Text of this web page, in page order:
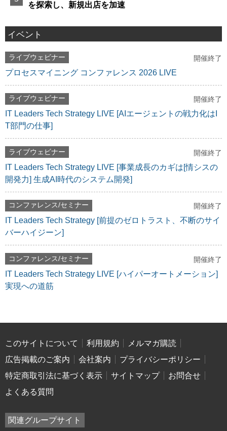
を探索し、新規出店を加速
イベント
ライブウェビナー 開催終了
プロセスマイニング コンファレンス 2026 LIVE
ライブウェビナー 開催終了
IT Leaders Tech Strategy LIVE [AIエージェントの戦力化はI
T部門の仕事]
ライブウェビナー 開催終了
IT Leaders Tech Strategy LIVE [事業成長のカギは[情シスの
開発力] 生成AI時代のシステム開発]
コンファレンス/セミナー 開催終了
IT Leaders Tech Strategy [前提のゼロトラスト、不断のサイ
バーハイジーン]
コンファレンス/セミナー 開催終了
IT Leaders Tech Strategy LIVE [ハイパーオートメーション]
実現への道筋
このサイトについて 利用規約
メルマガ購読
広告掲載のご案内
会社案内
プライバシーポリシー
特定商取引法に基づく表示
サイトマップ
お問合せ
よくある質問
関連グループサイト